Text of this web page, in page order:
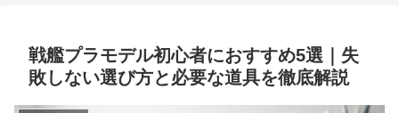
戦艦プラモデル初心者におすすめ5選｜失
敗しない選び方と必要な道具を徹底解説